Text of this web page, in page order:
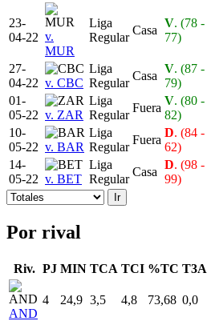
23-
04-22 v.
MUR
Liga
Regular
Casa
V. (78 -
77)
27-
04-22 v. CBC
Liga
Regular
Casa
V. (87 -
79)
01-
05-22 v. ZAR
Liga
Regular
Fuera
V. (80 -
82)
10-
05-22 v. BAR
Liga
Regular
Fuera
D. (84 -
62)
14-
05-22 v. BET
Liga
Regular
Casa
D. (98 -
99)
Por rival
Riv. PJ MIN TCA TCI %TC T3A
AND
4 24,9 3,5 4,8 73,68 0,0